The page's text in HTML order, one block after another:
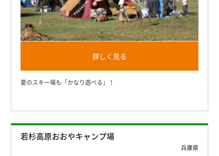
詳しく見る
夏のスキー場も「かなり遊べる」！
若杉高原おおやキャンプ場
兵庫県